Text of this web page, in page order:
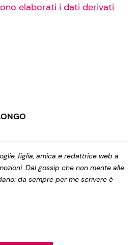
elaborati i dati derivati
figlia, amica e redattrice web a
Dal gossip che non mente alle
da sempre per me scrivere è